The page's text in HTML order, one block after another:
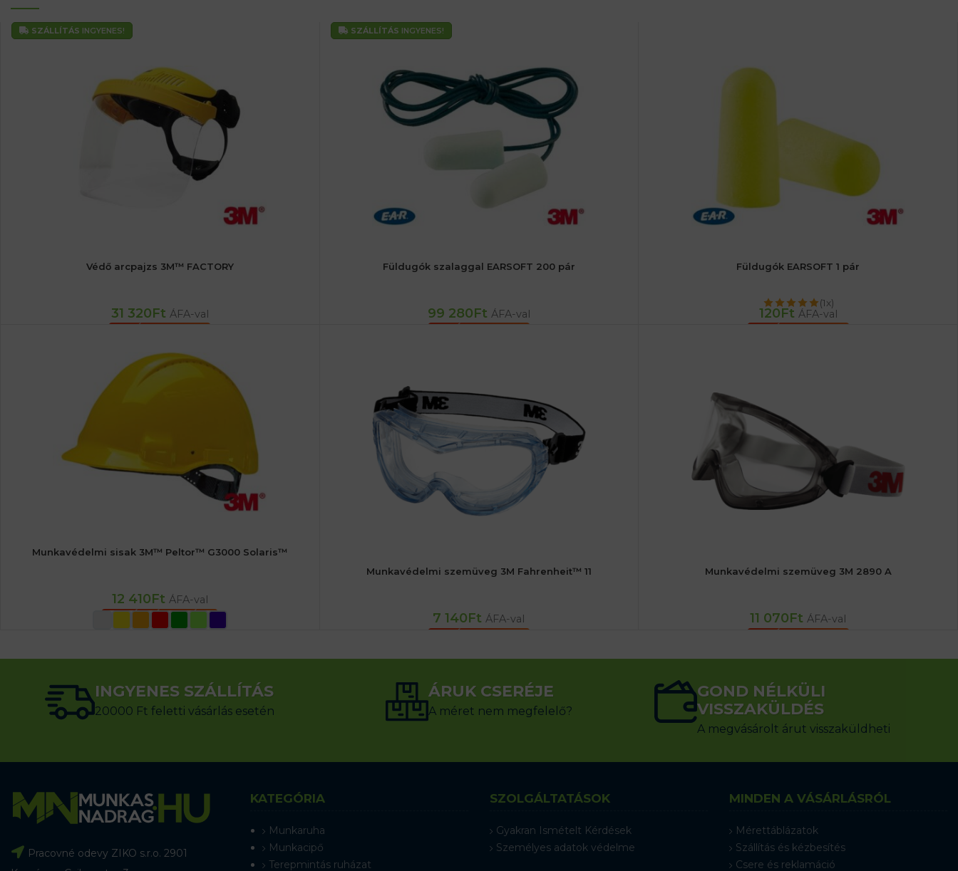
SZÁLLÍTÁS INGYENES!
Védő arcpajzs 3M™ FACTORY
31 320Ft ÁFA-val
SZÁLLÍTÁS INGYENES!
Füldugók szalaggal EARSOFT 200 pár
99 280Ft ÁFA-val
Füldugók EARSOFT 1 pár
(1x)
120Ft ÁFA-val
Munkavédelmi sisak 3M™ Peltor™ G3000 Solaris™
12 410Ft ÁFA-val
OPCIÓK VÁLASZTÁSA
Munkavédelmi szemüveg 3M Fahrenheit™ 11
7 140Ft ÁFA-val
KOSÁRBA TESZEM
Munkavédelmi szemüveg 3M 2890 A
11 070Ft ÁFA-val
KOSÁRBA TESZEM
INGYENES SZÁLLÍTÁS
20000 Ft feletti vásárlás esetén
ÁRUK CSERÉJE
A méret nem megfelelő?
GOND NÉLKÜLI
VISSZAKÜLDÉS
A megvásárolt árut visszaküldheti
Pracovné odevy ZIKO s.r.o. 2901
KATEGÓRIA
Munkaruha
Munkacipő
Terepmintás ruházat
SZOLGÁLTATÁSOK
Gyakran Ismételt Kérdések
Személyes adatok védelme
MINDEN A VÁSÁRLÁSRÓL
Mérettáblázatok
Szállítás és kézbesítés
Csere és reklamáció